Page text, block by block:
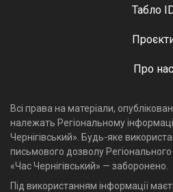
Табло
Про нас
Всі права на матеріали,
належать Регіональному
Чернігівський». Будь-яке
письмового дозволу Регіонального
«Час Чернігівський» — заборонено.
Під використанням інформації